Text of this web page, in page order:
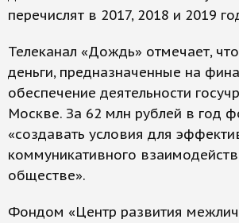
перечислят в 2017, 2018 и 2019
Телеканал «Дождь» отмечает,
деньги, предназначенные на
обеспечение деятельности
Москве. За 62 млн рублей в год
«создавать условия для
коммуникативного
обществе».
Фондом «Центр развития